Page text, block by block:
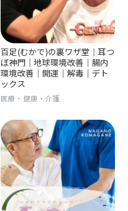
百足(むかで)の裏ワザ堂｜耳つ
ぼ神門｜地球環境改善｜腸内
環境改善｜開運｜解毒｜デト
ックス
医療・健康・介護